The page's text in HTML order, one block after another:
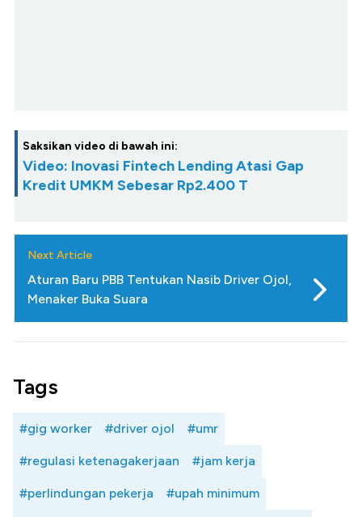
Saksikan video di bawah ini:
Video: Inovasi Fintech Lending Atasi Gap
Kredit UMKM Sebesar Rp2.400 T
Next Article
Aturan Baru PBB Tentukan Nasib Driver Ojol,
Menaker Buka Suara
Tags
#gig worker #driver ojol #umr
#regulasi ketenagakerjaan #jam kerja
#perlindungan pekerja #upah minimum